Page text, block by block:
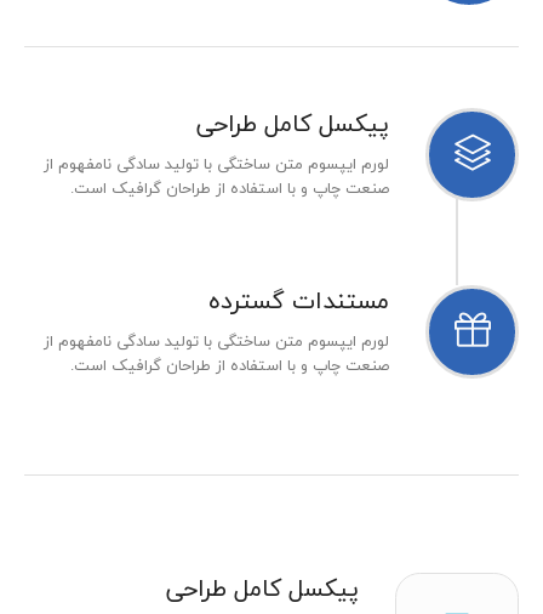
پیکسل کامل طراحی
لورم ایپسوم متن ساختگی با تولید سادگی نامفهوم از
صنعت چاپ و با استفاده از طراحان گرافیک است.
مستندات گسترده
لورم ایپسوم متن ساختگی با تولید سادگی نامفهوم از
صنعت چاپ و با استفاده از طراحان گرافیک است.
پیکسل کامل طراحی